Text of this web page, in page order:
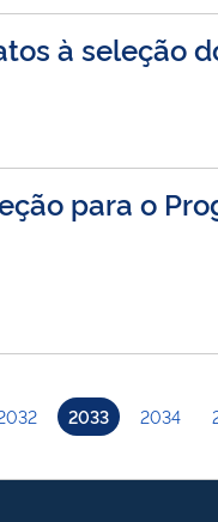
à seleção
para o
2033 2034